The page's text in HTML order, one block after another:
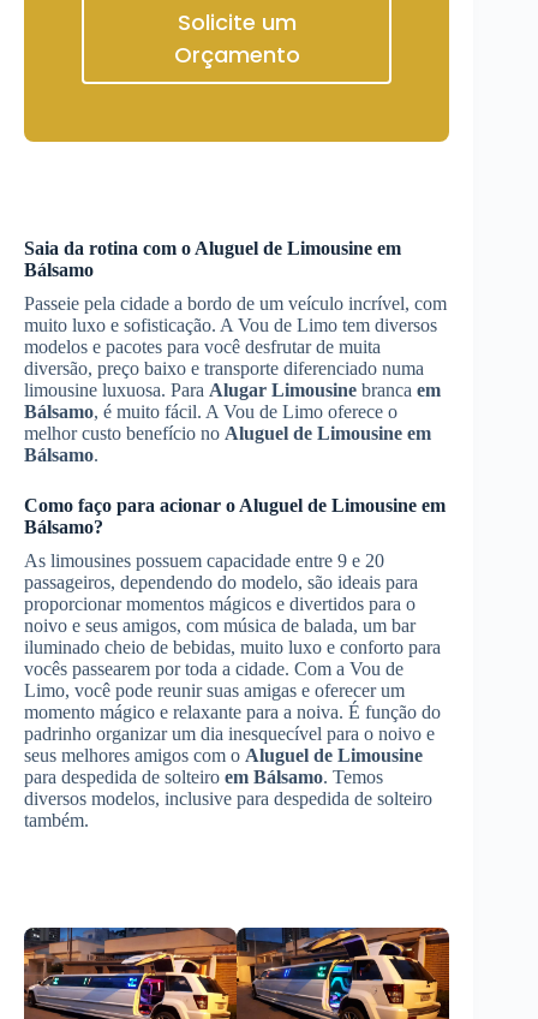
Solicite um
Orçamento
Saia da rotina com o Aluguel de Limousine em
Bálsamo
Passeie pela cidade a bordo de um veículo incrível, com
muito luxo e sofisticação. A Vou de Limo tem diversos
modelos e pacotes para você desfrutar de muita
diversão, preço baixo e transporte diferenciado numa
limousine luxuosa. Para Alugar Limousine branca em
Bálsamo, é muito fácil. A Vou de Limo oferece o
melhor custo benefício no Aluguel de Limousine em
Bálsamo.
Como faço para acionar o Aluguel de Limousine em
Bálsamo?
As limousines possuem capacidade entre 9 e 20
passageiros, dependendo do modelo, são ideais para
proporcionar momentos mágicos e divertidos para o
noivo e seus amigos, com música de balada, um bar
iluminado cheio de bebidas, muito luxo e conforto para
vocês passearem por toda a cidade. Com a Vou de
Limo, você pode reunir suas amigas e oferecer um
momento mágico e relaxante para a noiva. É função do
padrinho organizar um dia inesquecível para o noivo e
seus melhores amigos com o Aluguel de Limousine
para despedida de solteiro em Bálsamo. Temos
diversos modelos, inclusive para despedida de solteiro
também.